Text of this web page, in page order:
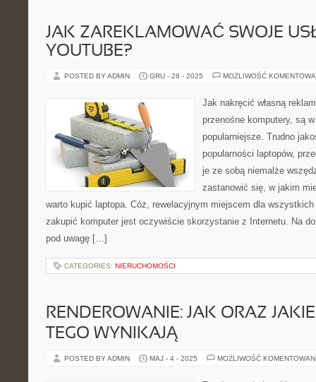
JAK ZAREKLAMOWAĆ SWOJE
YOUTUBE?
POSTED BY ADMIN GRU - 28 - 2025 MOŻLIWOŚĆ
Jak nakręcić własną
przenośne komputery, są
popularniejsze. Trudno
popularności laptopów,
je ze sobą niemalże
zastanowić się, w jakim
warto kupić laptopa. Cóż, rewelacyjnym miejscem dla
zakupić komputer jest oczywiście skorzystanie z Internetu. Na
pod uwagę […]
CATEGORIES: NIERUCHOMOŚCI
RENDEROWANIE: JAK ORAZ
TEGO WYNIKAJĄ
POSTED BY ADMIN MAJ - 4 - 2025 MOŻLIWOŚĆ